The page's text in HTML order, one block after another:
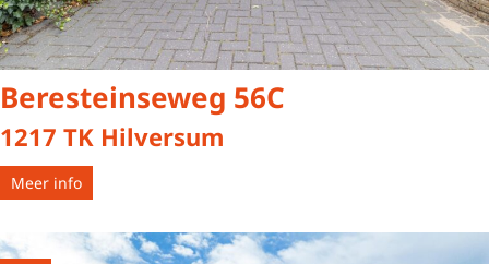
Beresteinseweg 56C
1217 TK Hilversum
Meer info